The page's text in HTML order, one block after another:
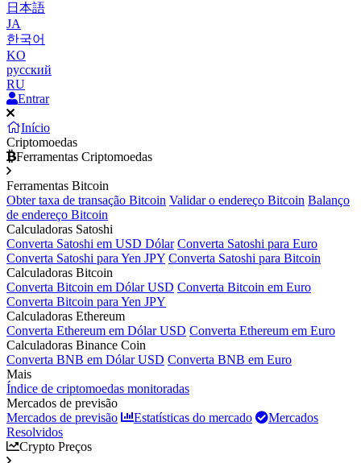
日本語
JA
한국어
KO
русский
RU
Entrar
Início
Criptomoedas
Ferramentas Criptomoedas
Ferramentas Bitcoin
Obter taxa de transação Bitcoin Validar o endereço Bitcoin Balanço
de endereço Bitcoin
Calculadoras Satoshi
Converta Satoshi em USD Dólar Converta Satoshi para Euro
Converta Satoshi para Yen JPY Converta Satoshi para Bitcoin
Calculadoras Bitcoin
Converta Bitcoin em Dólar USD Converta Bitcoin em Euro
Converta Bitcoin para Yen JPY
Calculadoras Ethereum
Converta Ethereum em Dólar USD Converta Ethereum em Euro
Calculadoras Binance Coin
Converta BNB em Dólar USD Converta BNB em Euro
Mais
Índice de criptomoedas monitoradas
Mercados de previsão
Mercados de previsão
Estatísticas do mercado
Mercados
Resolvidos
Crypto Preços